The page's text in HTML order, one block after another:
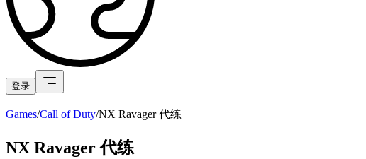
登录
Games/Call of Duty/NX Ravager 代练
NX Ravager 代练